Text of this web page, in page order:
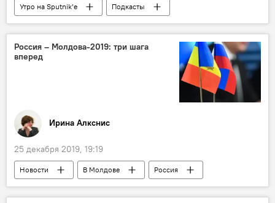
Утро на Sputnik’e
Подкасты
Новости
Культура В Молдове
Россия – Молдова-2019: три шага
вперед
Ирина Алкснис
25 декабря 2019, 19:19
Новости В Молдове
Россия
В мире